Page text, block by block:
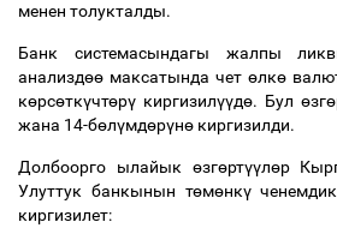
менен толукталды.
Банк системасындагы жалпы
анализдөө максатында чет өлкө
көрсөткүчтөрү киргизилүүдө. Бул өзгө
жана 14-бөлүмдөрүнө киргизилди.
Долбоорго ылайык өзгөртүүлөр
Улуттук банкынын төмөнкү
киргизилет: